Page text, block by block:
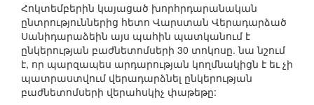
Հոկտեմբերին կայացած խորհրդարանական
ընտրություններից հետո Վարստան Վերադարձած
Սանիդարաձեին այս պահին պատկանում է
ընկերության բաժնետոմսերի 30 տոկոսը. նա նշում
է, որ պարզապես արդարության կողմնակիցն է եւ չի
պատրաստվում վերադարձնել ընկերության
բաժնետոմսերի վերահսկիչ փաթեթը: